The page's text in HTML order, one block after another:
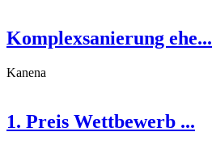
Komplexsanierung ehe...
Kanena
1. Preis Wettbewerb ...